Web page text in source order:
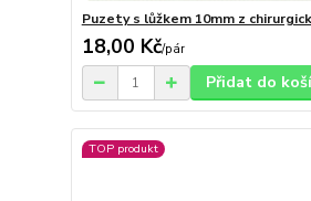
Puzety s lůžkem 10mm z
18,00 Kč/pár
Přidat do
TOP produkt